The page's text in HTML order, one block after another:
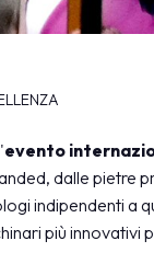
evento
dalle pietre
indipendenti a
più innovativi